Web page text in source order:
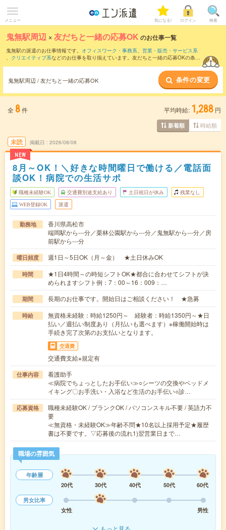
メニュー 気になる! ログイン 検索
鬼無駅周辺 ×友だちと一緒の応募OK のお仕事一覧
鬼無駅の派遣のお仕事情報です。 オフィスワーク・事務系、 営業・販売・サービス系
、 クリエイティブ系などのお仕事を取り揃えています。友だちと一緒の応募OKの条件
鬼無駅周辺 / 友だちと一緒の応募OK 条件の変更
全 8件 平均時給: 1,288 円
新着順 時給順
未読
NEW
掲載日 2026/08/08
8月～OK！＼好きな時間曜日で働ける／電話面
談OK！病院での生活サポ
職種未経験OK 交通費別途支給あり 土日祝日が休み 残業なし
WEB登録OK 派遣
勤務地
香川県高松市
端岡駅から---分／栗林公園駅から---分／鬼無駅から---分／房
前駅から---分
曜日頻度 週1日～5日OK（月～金） ★土日休みOK
時間
★1日4時間～の時短シフトOK★都合に合わせてシフトが決
められますシフト例：7：00～16：009：…
期間 長期のお仕事です。開始日はご相談ください！ ★急募
時給
無資格未経験：時給1250円～ 経験者：時給1350円～★日
払い／週払い制度あり（月払いも選べます）※稼働開始時は
手続き完了次第のお支払いとなります。
交通費
交通費支給※規定有
仕事内容
看護助手
≪病院でちょっとしたお手伝い≫○シーツの交換やベッドメ
イキング〇お手洗い・入浴など生活のお手伝い○診…
応募資格
職種未経験OK / ブランクOK / パソコンスキル不要 / 英語力不
要
≪無資格・未経験OK≫年齢不問★10名以上採用予定★履歴
書は不要です。▽応募後の流れ1)翌営業日まで…
職場の雰囲気
年齢層
20代
30代 40代 50代
60代
男女比率
女性
男性
もっと見る